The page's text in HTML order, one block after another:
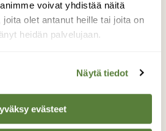
voivat yhdistää näitä
olet antanut heille tai joita on
heidän palvelujaan.
Näytä tiedot
evästeet
LINNUT
koskeloiden kalastusta